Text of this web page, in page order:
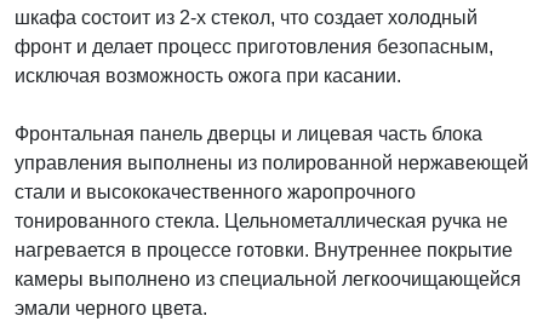
шкафа состоит из 2-х стекол, что создает холодный
фронт и делает процесс приготовления безопасным,
исключая возможность ожога при касании.
Фронтальная панель дверцы и лицевая часть блока
управления выполнены из полированной нержавеющей
стали и высококачественного жаропрочного
тонированного стекла. Цельнометаллическая ручка не
нагревается в процессе готовки. Внутреннее покрытие
камеры выполнено из специальной легкоочищающейся
эмали черного цвета.